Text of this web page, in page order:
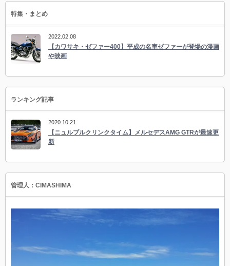
特集・まとめ
2022.02.08
【カワサキ・ゼファー400】平成の名車ゼファーが登場の漫画
や映画
ランキング記事
2020.10.21
【ニュルブルクリンクタイム】メルセデスAMG GTRが最速更
新
管理人：CIMASHIMA